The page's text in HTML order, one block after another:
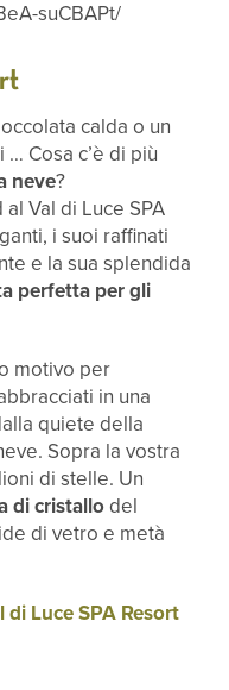
suCBAPt/
calda o un
Cosa c’è di più
neve?
Val di Luce SPA
i suoi raffinati
e la sua splendida
perfetta per gli
motivo per
in una
quiete della
Sopra la vostra
di stelle. Un
di cristallodel
di vetro e metà
di Luce SPA Resort